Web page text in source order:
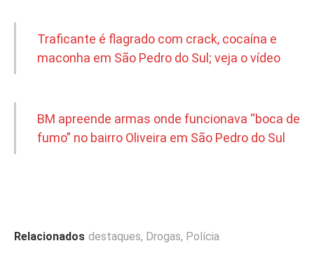
Traficante é flagrado com crack, cocaína e
maconha em São Pedro do Sul; veja o vídeo
BM apreende armas onde funcionava “boca de
fumo” no bairro Oliveira em São Pedro do Sul
Relacionados destaques, Drogas, Polícia